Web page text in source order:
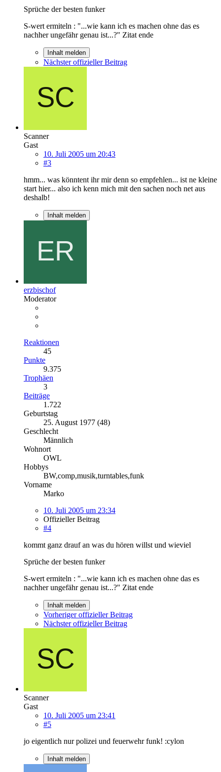
Sprüche der besten funker
S-wert ermiteln : "...wie kann ich es machen ohne das es
nachher ungefähr genau ist...?" Zitat ende
Inhalt melden
Nächster offizieller Beitrag
Scanner
Gast
10. Juli 2005 um 20:43
#3
hmm... was könntent ihr mir denn so empfehlen... ist ne kleine
start hier... also ich kenn mich mit den sachen noch net aus
deshalb!
Inhalt melden
erzbischof
Moderator
Reaktionen
45
Punkte
9.375
Trophäen
3
Beiträge
1.722
Geburtstag
25. August 1977 (48)
Geschlecht
Männlich
Wohnort
OWL
Hobbys
BW,comp,musik,turntables,funk
Vorname
Marko
10. Juli 2005 um 23:34
Offizieller Beitrag
#4
kommt ganz drauf an was du hören willst und wieviel
Sprüche der besten funker
S-wert ermiteln : "...wie kann ich es machen ohne das es
nachher ungefähr genau ist...?" Zitat ende
Inhalt melden
Vorheriger offizieller Beitrag
Nächster offizieller Beitrag
Scanner
Gast
10. Juli 2005 um 23:41
#5
jo eigentlich nur polizei und feuerwehr funk! :cylon
Inhalt melden